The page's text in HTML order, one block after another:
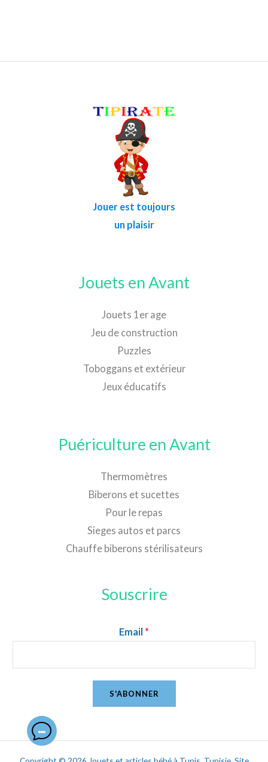
Jouer est toujours
un plaisir
Jouets en Avant
Jouets 1er age
Jeu de construction
Puzzles
Toboggans et extérieur
Jeux éducatifs
Puériculture en Avant
Thermomètres
Biberons et sucettes
Pour le repas
Sieges autos et parcs
Chauffe biberons stérilisateurs
Souscrire
Email *
S'ABONNER